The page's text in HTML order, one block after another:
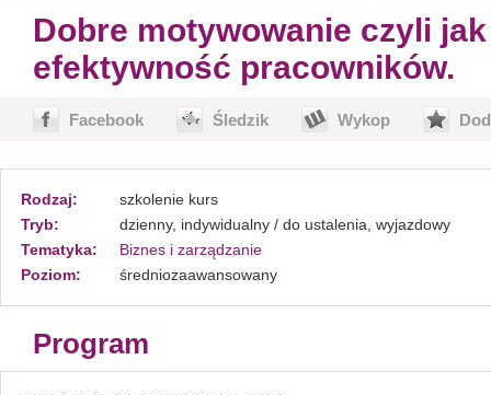
Dobre motywowanie czyli
efektywność pracowników.
Facebook Śledzik Wykop
Rodzaj:
szkolenie kurs
Tryb:
dzienny, indywidualny / do ustalenia, wyjazdowy
Tematyka:
Biznes i zarządzanie
Poziom:
średniozaawansowany
Program